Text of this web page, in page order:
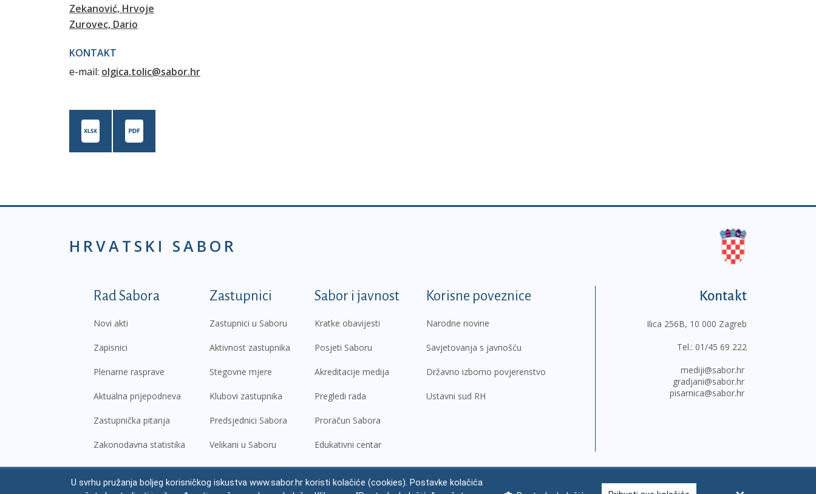
Zekanović, Hrvoje
Zurovec, Dario
KONTAKT
e-mail: olgica.tolic@sabor.hr
HRVATSKI SABOR
Podnožje prvi izbornik
Rad Sabora
Novi akti
Zapisnici
Plenarne rasprave
Aktualna prijepodneva
Zastupnička pitanja
Zakonodavna statistika
Zastupnici
Zastupnici u Saboru
Aktivnost zastupnika
Stegovne mjere
Klubovi zastupnika
Predsjednici Sabora
Velikani u Saboru
Sabor i javnost
Kratke obavijesti
Posjeti Saboru
Akreditacije medija
Pregledi rada
Proračun Sabora
Edukativni centar
Korisne poveznice
Narodne novine
Savjetovanja s javnošću
Državno izborno povjerenstvo
Ustavni sud RH
Kontakt
Ilica 256B, 10 000 Zagreb
Tel.: 01/45 69 222
mediji@sabor.hr
gradjani@sabor.hr
pisarnica@sabor.hr
U svrhu pružanja boljeg korisničkog iskustva www.sabor.hr koristi kolačiće (cookies). Postavke kolačića